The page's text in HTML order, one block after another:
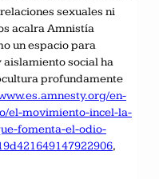
sexuales ni
acalra Amnistía
un espacio para
social ha
profundamente
en-
el-movimiento-incel-la-
fomenta-el-odio-
,